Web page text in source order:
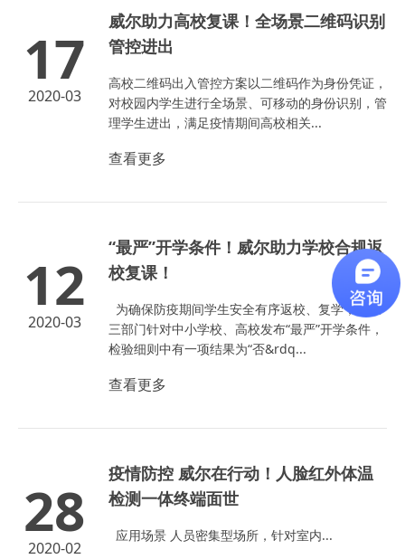
17
2020-03
威尔助力高校复课！全场景二维码识别
管控进出
高校二维码出入管控方案以二维码作为身份凭证，
对校园内学生进行全场景、可移动的身份识别，管
理学生进出，满足疫情期间高校相关...
查看更多
12
2020-03
“最严”开学条件！威尔助力学校合规返
校复课！
为确保防疫期间学生安全有序返校、复学，山东
三部门针对中小学校、高校发布“最严”开学条件，
检验细则中有一项结果为“否&rdq...
查看更多
28
2020-02
疫情防控 威尔在行动！人脸红外体温
检测一体终端面世
应用场景 人员密集型场所，针对室内...